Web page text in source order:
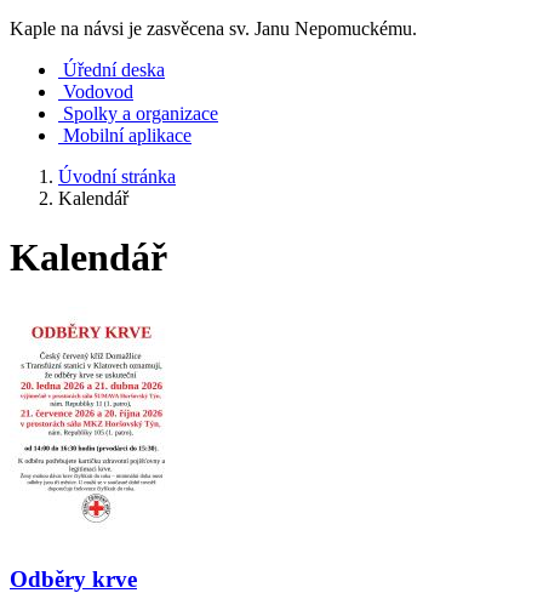
Kaple na návsi je zasvěcena sv. Janu Nepomuckému.
Úřední deska
Vodovod
Spolky a organizace
Mobilní aplikace
Úvodní stránka
Kalendář
Kalendář
Odběry krve